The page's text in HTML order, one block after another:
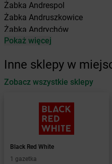
Żabka Andrespol
Żabka Andruszkowice
Żabka Andrychów
Żabka Antonie
Żabka Automat
Żabka Babica
Babimost
Baborów
Baboszewo
Żabka Bachowice
Żabka Bądkowo
Pokaż więcej
Inne sklepy w
Zobacz wszystkie sklepy
Black Red White
1 gazetka